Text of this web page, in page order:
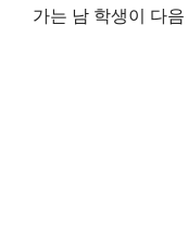
가는 남 학생이 다